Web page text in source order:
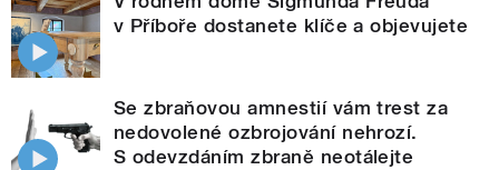
v Příboře dostanete klíče a objevujete
Se zbraňovou amnestií vám trest za
nedovolené ozbrojování nehrozí.
S odevzdáním zbraně neotálejte